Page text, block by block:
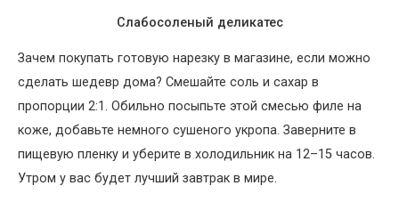
Слабосоленый деликатес
Зачем покупать готовую нарезку в магазине, если можно
сделать шедевр дома? Смешайте соль и сахар в
пропорции 2:1. Обильно посыпьте этой смесью филе на
коже, добавьте немного сушеного укропа. Заверните в
пищевую пленку и уберите в холодильник на 12–15 часов.
Утром у вас будет лучший завтрак в мире.